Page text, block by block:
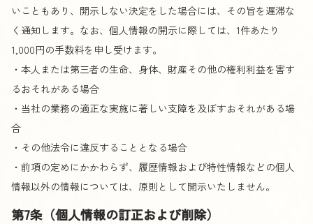
いこともあり、開示しない決定をした場合には、その旨を遅滞な
く通知します。なお、個人情報の開示に際しては、1件あたり
1,000円の手数料を申し受けます。
・本人または第三者の生命、身体、財産その他の権利利益を害す
るおそれがある場合
・当社の業務の適正な実施に著しい支障を及ぼすおそれがある場
合
・その他法令に違反することとなる場合
・前項の定めにかかわらず、履歴情報および特性情報などの個人
情報以外の情報については、原則として開示いたしません。
第7条（個人情報の訂正および削除）